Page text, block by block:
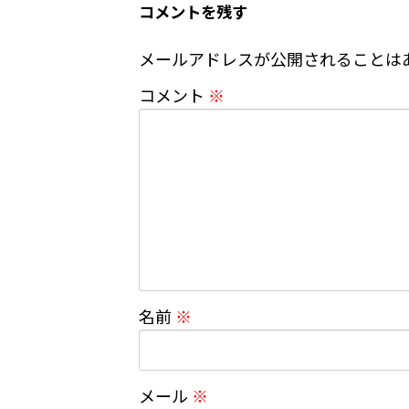
コメントを残す
メールアドレスが公開されることは
コメント ※
名前 ※
メール ※